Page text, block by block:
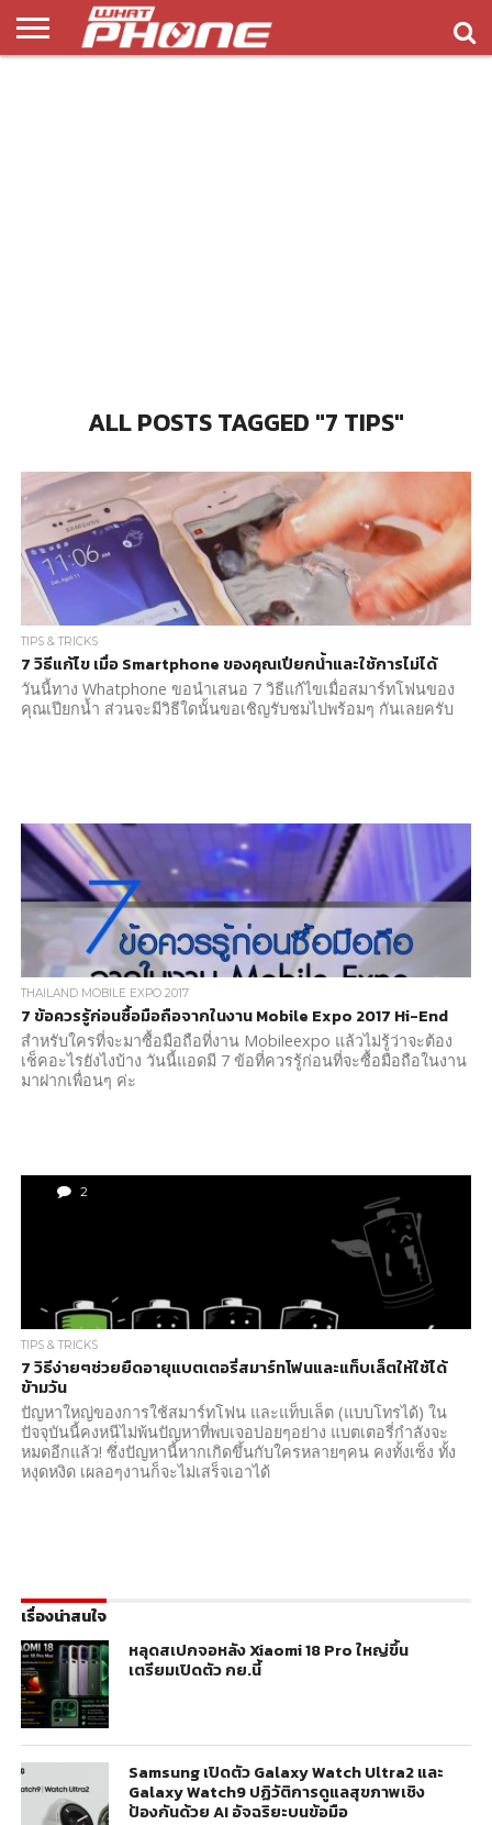
ALL POSTS TAGGED "7 TIPS"
TIPS & TRICKS
7 วิธีแก้ไข เมื่อ Smartphone ของคุณเปียกน้ำและใช้การไม่ได้
วันนี้ทาง Whatphone ขอนำเสนอ 7 วิธีแก้ไขเมื่อสมาร์ทโฟนของ
คุณเปียกน้ำ ส่วนจะมีวิธีใดนั้นขอเชิญรับชมไปพร้อมๆ กันเลยครับ
THAILAND MOBILE EXPO 2017
7 ข้อควรรู้ก่อนซื้อมือถือจากในงาน Mobile Expo 2017 Hi-End
สำหรับใครที่จะมาซื้อมือถือที่งาน Mobileexpo แล้วไม่รู้ว่าจะต้อง
เช็คอะไรยังไงบ้าง วันนี้แอดมี 7 ข้อที่ควรรู้ก่อนที่จะซื้อมือถือในงาน
มาฝากเพื่อนๆ ค่ะ
2
TIPS & TRICKS
7 วิธีง่ายๆช่วยยืดอายุแบตเตอรี่สมาร์ทโฟนและแท็บเล็ตให้ใช้ได้
ข้ามวัน
ปัญหาใหญ่ของการใช้สมาร์ทโฟน และแท็บเล็ต (แบบโทรได้) ใน
ปัจจุบันนี้คงหนีไม่พ้นปัญหาที่พบเจอบ่อยๆอย่าง แบตเตอรี่กำลังจะ
หมดอีกแล้ว! ซึ่งปัญหานี้หากเกิดขึ้นกับใครหลายๆคน คงทั้งเซ็ง ทั้ง
หงุดหงิด เผลอๆงานก็จะไม่เสร็จเอาได้
เรื่องน่าสนใจ
หลุดสเปกจอหลัง Xiaomi 18 Pro ใหญ่ขึ้น
เตรียมเปิดตัว กย.นี้
Samsung เปิดตัว Galaxy Watch Ultra2 และ
Galaxy Watch9 ปฏิวัติการดูแลสุขภาพเชิง
ป้องกันด้วย AI อัจฉริยะบนข้อมือ